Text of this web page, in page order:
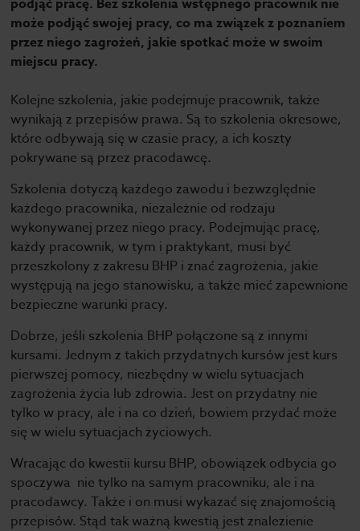
podjąć pracę. Bez szkolenia wstępnego pracownik nie
może podjąć swojej pracy, co ma związek z poznaniem
przez niego zagrożeń, jakie spotkać może w swoim
miejscu pracy.
Kolejne szkolenia, jakie podejmuje pracownik, także
wynikają z przepisów prawa. Są to szkolenia okresowe,
które odbywają się w czasie pracy, a ich koszty
pokrywane są przez pracodawcę.
Szkolenia dotyczą każdego zawodu i bezwzględnie
każdego pracownika, niezależnie od rodzaju
wykonywanej przez niego pracy. Podejmując pracę,
każdy pracownik, w tym i praktykant, musi być
przeszkolony z zakresu BHP i znać zagrożenia, jakie
występują na jego stanowisku, a także mieć zapewnione
bezpieczne warunki pracy.
Dobrze, jeśli szkolenia BHP połączone są z innymi
kursami. Jednym z takich przydatnych kursów jest kurs
pierwszej pomocy, niezbędny w wielu sytuacjach
zagrożenia życia lub zdrowia. Jest on przydatny nie
tylko w pracy, ale i na co dzień, bowiem przydać może
się w wielu sytuacjach życiowych.
Wracając do kwestii kursu BHP, obowiązek odbycia go
spoczywa nie tylko na samym pracowniku, ale i na
pracodawcy. Także i on musi wykazać się znajomością
przepisów. Stąd tak ważną kwestią jest znalezienie